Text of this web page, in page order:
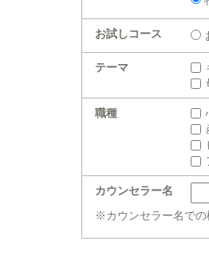
お試しコース
テーマ
職種
カウンセラー名
※カウンセラー名での